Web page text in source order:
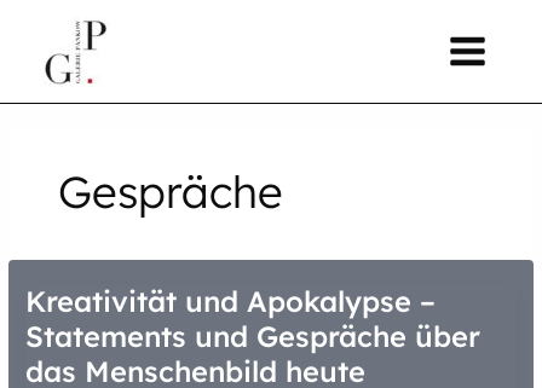
springen
Gespräche
Kreativität und Apokalypse –
Statements und Gespräche über
das Menschenbild heute